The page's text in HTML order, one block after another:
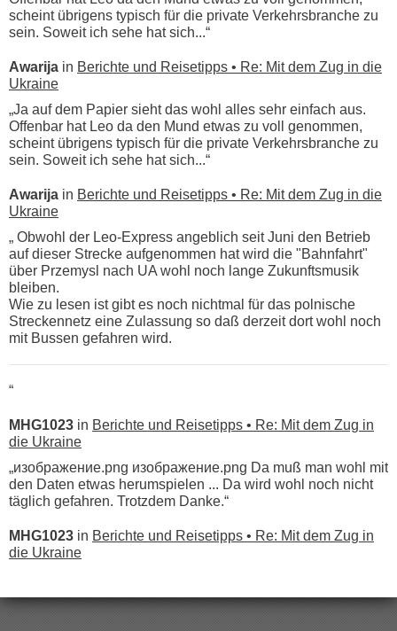
scheint übrigens typisch für die private Verkehrsbranche zu
sein. Soweit ich sehe hat sich...“
Awarija in Berichte und Reisetipps • Re: Mit dem Zug in die
Ukraine
„Ja auf dem Papier sieht das wohl alles sehr einfach aus.
Offenbar hat Leo da den Mund etwas zu voll genommen,
scheint übrigens typisch für die private Verkehrsbranche zu
sein. Soweit ich sehe hat sich...“
Awarija in Berichte und Reisetipps • Re: Mit dem Zug in die
Ukraine
„ Obwohl der Leo-Express angeblich seit Juni den Betrieb
auf dieser Strecke aufgenommen hat wird die "Bahnfahrt"
über Przemysl nach UA wohl noch lange Zukunftsmusik
bleiben.
Wie zu lesen ist gibt es noch nichtmal für das polnische
Streckennetz eine Zulassung so daß derzeit dort wohl noch
mit Bussen gefahren wird.
“
MHG1023 in Berichte und Reisetipps • Re: Mit dem Zug in
die Ukraine
„изображение.png изображение.png Da muß man wohl mit
den Daten etwas herumspielen ... Da wird wohl noch nicht
täglich gefahren. Trotzdem Danke.“
MHG1023 in Berichte und Reisetipps • Re: Mit dem Zug in
die Ukraine